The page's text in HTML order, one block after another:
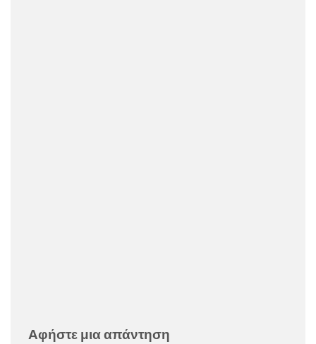
Αφήστε μια απάντηση